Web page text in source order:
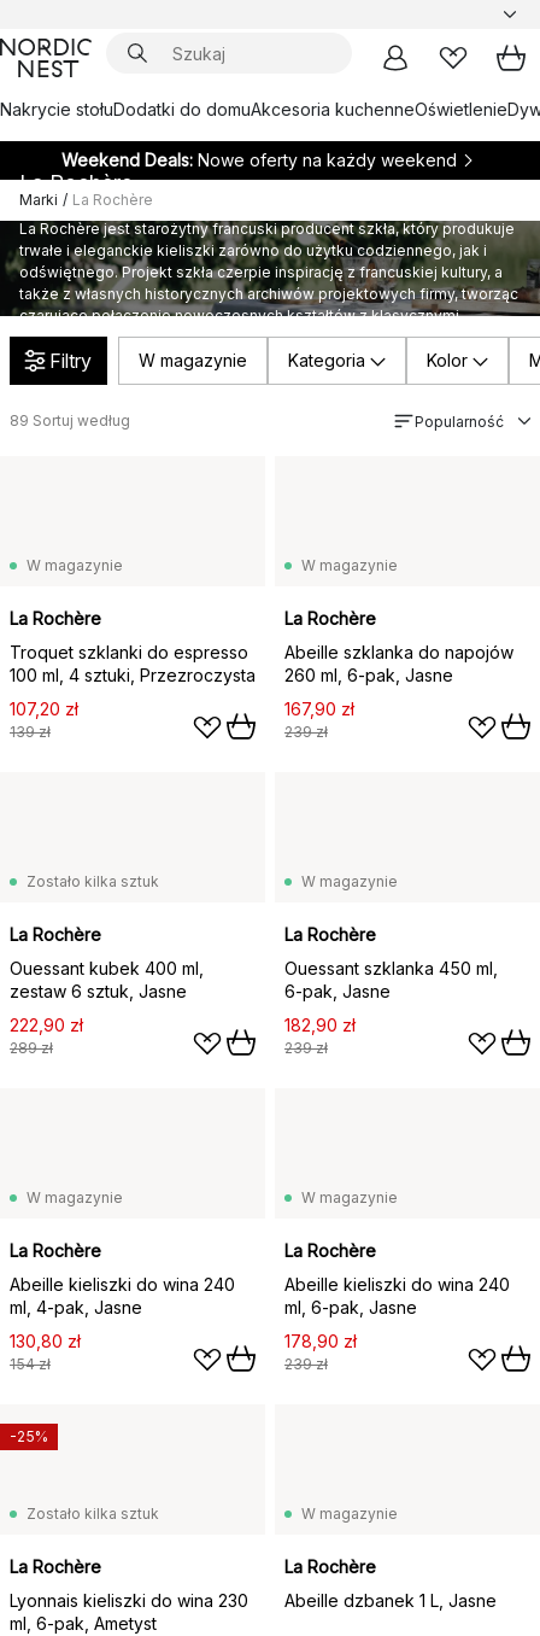
Nakrycie stołuDodatki do domuAkcesoria kuchenneOświetlenie
Weekend Deals: Nowe oferty na każdy weekend
Marki / La Rochère
La Rochère
La Rochère jest starożytny francuski producent szkła, który produkuje
trwałe i eleganckie kieliszki zarówno do użytku codziennego, jak i
odświętnego. Projekt szkła czerpie inspirację z francuskiej kultury, a
także z własnych historycznych archiwów projektowych firmy, tworząc
czarujące połączenie nowoczesnych kształtów z klasycznymi
wzorami i detalami. Wszystkie szklanki La Rochère można myć w
zmywarce, aby pasowały do ​​dzisiejszego nowoczesnego stylu życia.
Filtry W magazynie Kategoria Kolor
89 Sortuj według Popularność
W magazynie
La Rochère
Troquet szklanki do espresso
100 ml, 4 sztuki, Przezroczysta
107,20 zł
139 zł
W magazynie
La Rochère
Abeille szklanka do napojów
260 ml, 6‑pak, Jasne
167,90 zł
239 zł
Zostało kilka sztuk
La Rochère
Ouessant kubek 400 ml,
zestaw 6 sztuk, Jasne
222,90 zł
289 zł
W magazynie
La Rochère
Ouessant szklanka 450 ml,
6‑pak, Jasne
182,90 zł
239 zł
W magazynie
La Rochère
Abeille kieliszki do wina 240
ml, 4‑pak, Jasne
130,80 zł
154 zł
W magazynie
La Rochère
Abeille kieliszki do wina 240
ml, 6‑pak, Jasne
178,90 zł
239 zł
Zostało kilka sztuk
La Rochère
Lyonnais kieliszki do wina 230
ml, 6‑pak, Ametyst
-25%
W magazynie
La Rochère
Abeille dzbanek 1 L, Jasne